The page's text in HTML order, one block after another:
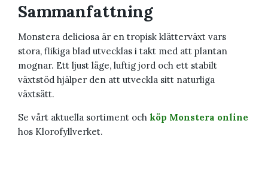
Sammanfattning
Monstera deliciosa är en tropisk klätterväxt vars
stora, flikiga blad utvecklas i takt med att plantan
mognar. Ett ljust läge, luftig jord och ett stabilt
växtstöd hjälper den att utveckla sitt naturliga
växtsätt.
Se vårt aktuella sortiment och köp Monstera online
hos Klorofyllverket.